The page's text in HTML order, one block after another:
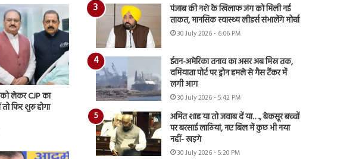
को लेकर CJP का
फिर शुरू होगा
पंजाब की नशे के खिलाफ जंग को मिली नई
ताकत, मानसिक स्वास्थ्य लीडर्स संभालेंगे मोर्चा
30 July 2026 - 6:06 PM
ईरान-अमेरिका तनाव का असर अब मिस्र तक,
दमियाता पोर्ट पर ड्रोन हमले से गैस टैंकर में
लगी आग
30 July 2026 - 5:42 PM
अमित शाह या तो जवाब दें या…., बेकसूर बच्चों
पर बरसाई लाठियां, नए बिल में कुछ भी नया
नहीं- खड़गे
30 July 2026 - 5:20 PM